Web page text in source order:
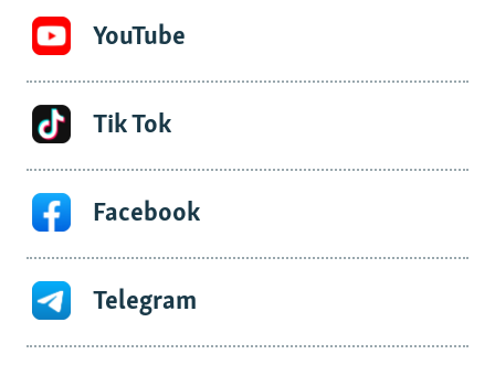
YouTube
Tik Tok
Facebook
Telegram